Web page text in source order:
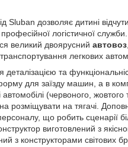
Sluban дозволяє дитині
логістичної
великий двоярусний автовоз
легкових
деталізацією та
для заїзду машин, а в
автомобілі (червоного, жовтого
розміщувати на тягачі.
що робить сценарії
виготовлений з
з конструкторами світових